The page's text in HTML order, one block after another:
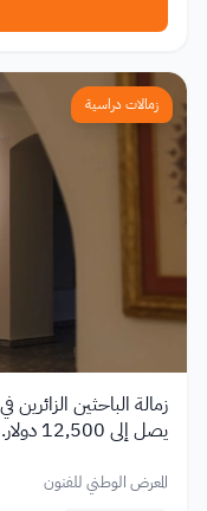
زمالات دراسية
يصل إلى 12,500 دولار.
المعرض الوطني للفنون